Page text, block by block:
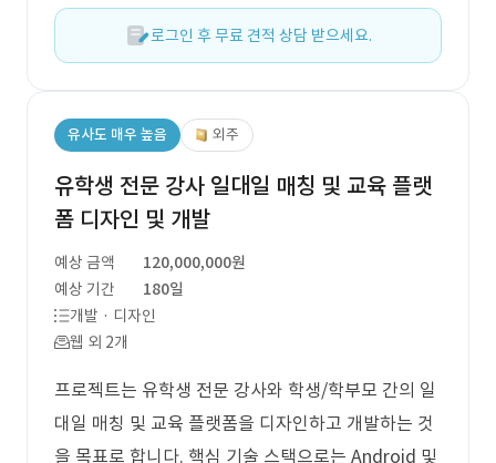
로그인 후 무료 견적 상담 받으세요.
유사도 매우 높음 외주
유학생 전문 강사 일대일 매칭 및 교육 플랫
폼 디자인 및 개발
예상 금액
120,000,000원
예상 기간
180일
개발 · 디자인
웹 외 2개
프로젝트는 유학생 전문 강사와 학생/학부모 간의 일
대일 매칭 및 교육 플랫폼을 디자인하고 개발하는 것
을 목표로 합니다. 핵심 기술 스택으로는 Android 및